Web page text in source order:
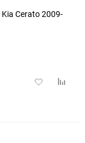
Cerato 2009-
Добавить